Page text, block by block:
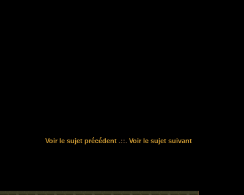
Voir le sujet précédent.::. Voir le sujet suivant